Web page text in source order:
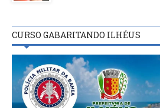
CURSO GABARITANDO ILHÉUS